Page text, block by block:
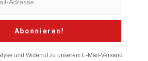
Abonnieren!
und Widerruf zu unserem E-Mail-Versand